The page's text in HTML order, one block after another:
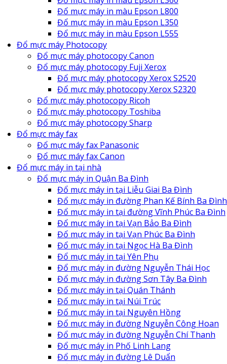
Đổ mực máy in màu Epson L800
Đổ mực máy in màu Epson L350
Đổ mực máy in màu Epson L555
Đổ mực máy Photocopy
Đổ mực máy photocopy Canon
Đổ mực máy photocopy Fuji Xerox
Đổ mực máy photocopy Xerox S2520
Đổ mực máy photocopy Xerox S2320
Đổ mực máy photocopy Ricoh
Đổ mực máy photocopy Toshiba
Đổ mực máy photocopy Sharp
Đổ mực máy fax
Đổ mực máy fax Panasonic
Đổ mực máy fax Canon
Đổ mực máy in tại nhà
Đổ mực máy in Quận Ba Đình
Đổ mực máy in tại Liễu Giai Ba Đình
Đổ mực máy in đường Phan Kế Bính Ba Đình
Đổ mực máy in tại đường Vĩnh Phúc Ba Đình
Đổ mực máy in tại Vạn Bảo Ba Đình
Đổ mực máy in tại Vạn Phúc Ba Đình
Đổ mực máy in tại Ngọc Hà Ba Đình
Đổ mực máy in tại Yên Phụ
Đổ mực máy in đường Nguyễn Thái Học
Đổ mực máy in đường Sơn Tây Ba Đình
Đổ mực máy in tại Quán Thánh
Đổ mực máy in tại Núi Trúc
Đổ mực máy in tại Nguyên Hồng
Đổ mực máy in đường Nguyễn Công Hoan
Đổ mực máy in đường Nguyễn Chí Thanh
Đổ mực máy in Phố Linh Lang
Đổ mực máy in đường Lê Duẩn